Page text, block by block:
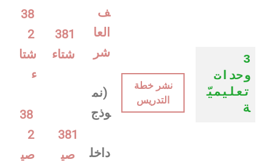
3
وحدات
تعليميّ
ة
نشر خطة
التدريس
ف
العا
شر
(نم
وذج
داخل
شتاء
صي
38
شتا
ء
38
صي